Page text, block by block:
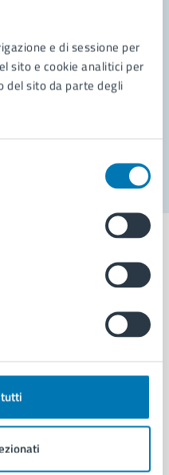
e di sessione per
sito e cookie analitici per
del sito da parte degli